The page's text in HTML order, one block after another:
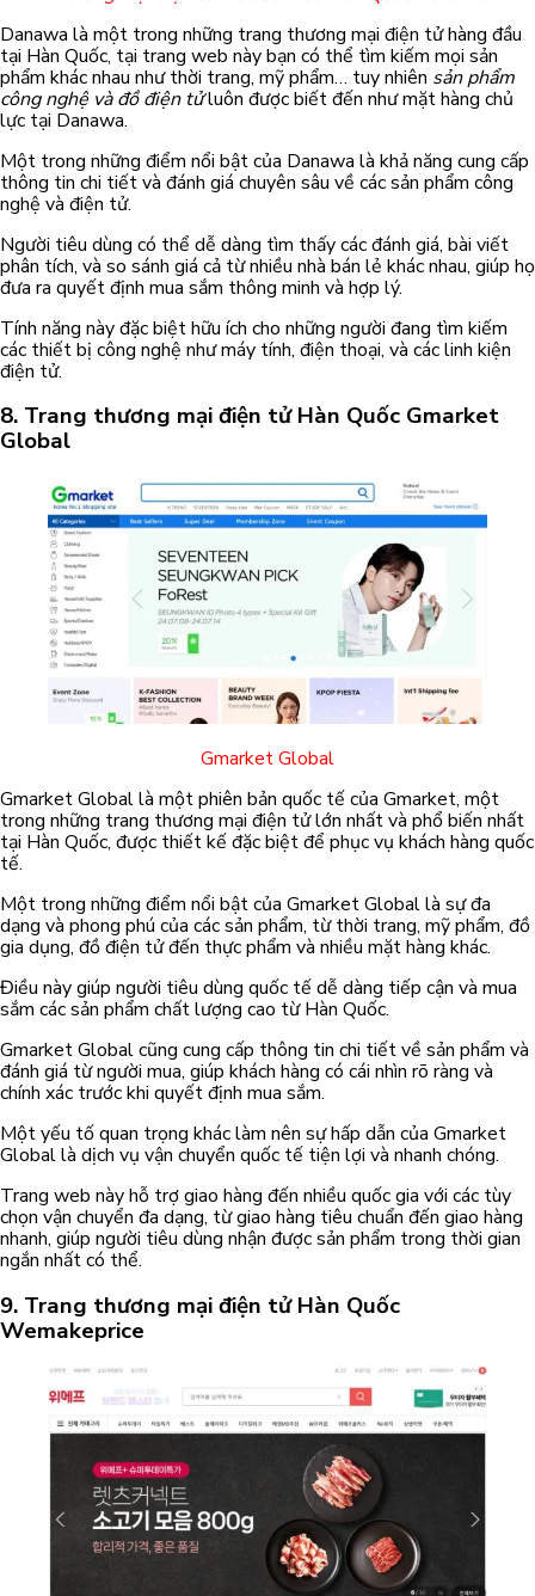
Danawa là một trong những trang thương mại điện tử hàng đầu
tại Hàn Quốc, tại trang web này bạn có thể tìm kiếm mọi sản
phẩm khác nhau như thời trang, mỹ phẩm… tuy nhiên sản phẩm
công nghệ và đồ điện tửluôn được biết đến như mặt hàng chủ
lực tại Danawa.
Một trong những điểm nổi bật của Danawa là khả năng cung cấp
thông tin chi tiết và đánh giá chuyên sâu về các sản phẩm công
nghệ và điện tử.
Người tiêu dùng có thể dễ dàng tìm thấy các đánh giá, bài viết
phân tích, và so sánh giá cả từ nhiều nhà bán lẻ khác nhau, giúp họ
đưa ra quyết định mua sắm thông minh và hợp lý.
Tính năng này đặc biệt hữu ích cho những người đang tìm kiếm
các thiết bị công nghệ như máy tính, điện thoại, và các linh kiện
điện tử.
8. Trang thương mại điện tử Hàn Quốc Gmarket
Global
Gmarket Global
Gmarket Global là một phiên bản quốc tế của Gmarket, một
trong những trang thương mại điện tử lớn nhất và phổ biến nhất
tại Hàn Quốc, được thiết kế đặc biệt để phục vụ khách hàng quốc
tế.
Một trong những điểm nổi bật của Gmarket Global là sự đa
dạng và phong phú của các sản phẩm, từ thời trang, mỹ phẩm, đồ
gia dụng, đồ điện tử đến thực phẩm và nhiều mặt hàng khác.
Điều này giúp người tiêu dùng quốc tế dễ dàng tiếp cận và mua
sắm các sản phẩm chất lượng cao từ Hàn Quốc.
Gmarket Global cũng cung cấp thông tin chi tiết về sản phẩm và
đánh giá từ người mua, giúp khách hàng có cái nhìn rõ ràng và
chính xác trước khi quyết định mua sắm.
Một yếu tố quan trọng khác làm nên sự hấp dẫn của Gmarket
Global là dịch vụ vận chuyển quốc tế tiện lợi và nhanh chóng.
Trang web này hỗ trợ giao hàng đến nhiều quốc gia với các tùy
chọn vận chuyển đa dạng, từ giao hàng tiêu chuẩn đến giao hàng
nhanh, giúp người tiêu dùng nhận được sản phẩm trong thời gian
ngắn nhất có thể.
9. Trang thương mại điện tử Hàn Quốc
Wemakeprice